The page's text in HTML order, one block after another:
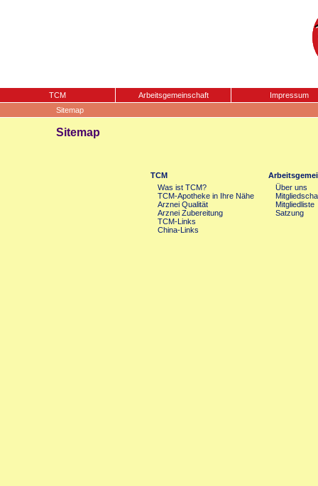
TCM Arbeitsgemeinschaft
Impressum
Sitemap
Sitemap
TCM
Was ist TCM?
TCM-Apotheke in Ihre Nähe
Arznei Qualität
Arznei Zubereitung
TCM-Links
China-Links
Über uns
Mitgliedliste
Satzung